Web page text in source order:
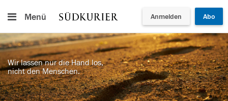
Menü Anmelden Abo
Wir lassen nur die Hand los,
nicht den Menschen.